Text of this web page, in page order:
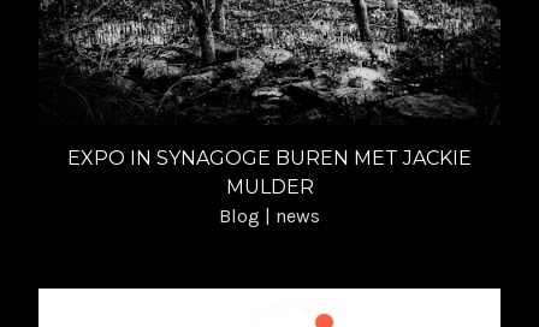
Expo in Synagoge Buren met Jackie Mulder
WaardArt weekend 2021 goed bezocht
Expo "alles is getekend" synagoge Buren naar
Vliegende vlieg in de Pluk | maart - december
Expositie in Synagoge Buren met Jackie Mulder
EXPO IN SYNAGOGE BUREN MET JACKIE
MULDER
Blog | news